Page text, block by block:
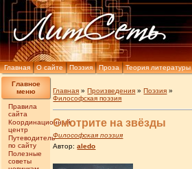
Главная О сайте Поэзия Проза Теория литературы
Главное
меню
Правила
сайта
Координационный
центр
Путеводитель
по сайту
Полезные
советы
Главная »Произведения »Поэзия »
Философская поэзия
Смотрите на звёзды
Философская поэзия
Автор:aledo